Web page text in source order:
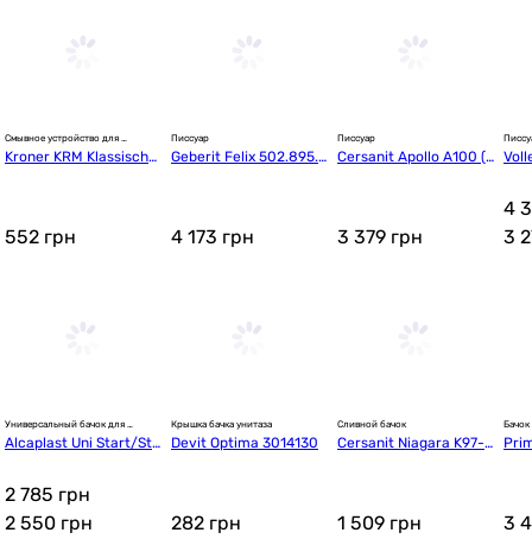
Смывное устройство для
писсуара
Kroner KRM Klassisch-
552 грн
Писсуар
Geberit Felix 502.895.0
4 173 грн
Писсуар
Cersanit Apollo А100 (K
3 379 грн
4
3
Универсальный бачок для
унитаза
Alcaplast Uni Start/Sto
2 785 грн
2 550 грн
Крышка бачка унитаза
Devit Optima 3014130
282 грн
Сливной бачок
Cersanit Niagara K97-0
1 509 грн
Бачок
3